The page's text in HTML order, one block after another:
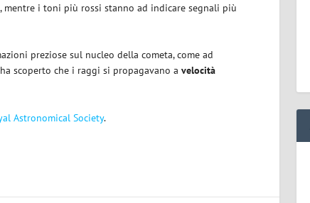
i toni più rossi stanno ad indicare segnali più
preziose sul nucleo della cometa, come ad
scoperto che i raggi si propagavano avelocità
Astronomical Society.